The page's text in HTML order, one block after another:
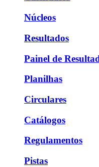
Núcleos
Resultados
Painel de
Planilhas
Circulares
Catálogos
Regulamentos
Pistas